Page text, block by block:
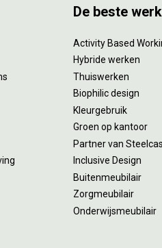
De beste
Activity Based
Hybride werken
Thuiswerken
Biophilic design
Kleurgebruik
Groen op kantoor
Partner van
Inclusive Design
Buitenmeubilair
Zorgmeubilair
Onderwijsmeubilair